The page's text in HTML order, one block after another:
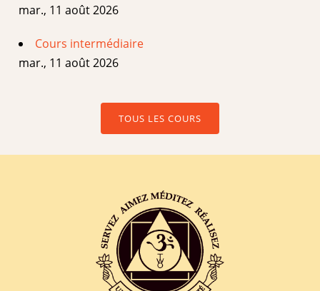
mar., 11 août 2026
Cours intermédiaire
mar., 11 août 2026
TOUS LES COURS